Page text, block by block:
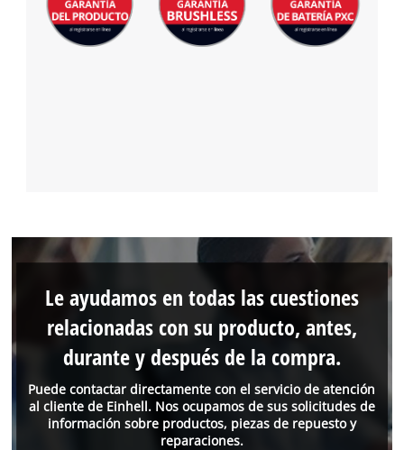
Puede contactar directamente con el servicio de atención
al cliente de Einhell. Nos ocupamos de sus solicitudes de
información sobre productos, piezas de repuesto y
reparaciones.
Le ayudamos en todas las cuestiones
relacionadas con su producto, antes,
durante y después de la compra.